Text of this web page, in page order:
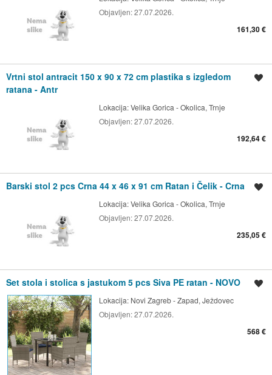
Objavljen:27.07.2026.
161,30 €
Vrtni stol antracit 150 x 90 x 72 cm plastika s izgledom
ratana - Antr
Lokacija:Velika Gorica - Okolica, Trnje
Objavljen:27.07.2026.
192,64 €
Barski stol 2 pcs Crna 44 x 46 x 91 cm Ratan i Čelik - Crna
Lokacija:Velika Gorica - Okolica, Trnje
Objavljen:27.07.2026.
235,05 €
Set stola i stolica s jastukom 5 pcs Siva PE ratan - NOVO
Lokacija: Novi Zagreb - Zapad, Ježdovec
Objavljen:27.07.2026.
568 €